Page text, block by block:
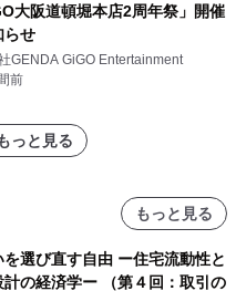
大阪道頓堀本店2周年祭」開催
らせ
GENDA GiGO Entertainment
前
っと見る
もっと見る
を選び直す自由 ー住宅流動性と
計の経済学ー （第４回：取引の